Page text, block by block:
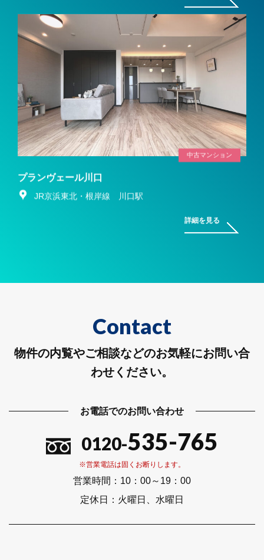
中古マンション
プランヴェール川口
JR京浜東北・根岸線 川口駅
詳細を見る
Contact
物件の内覧やご相談などのお気軽にお問い合
わせください。
お電話でのお問い合わせ
0120-535-765
※営業電話は固くお断りします。
営業時間： 10：00～19：00
定休日： 火曜日、水曜日